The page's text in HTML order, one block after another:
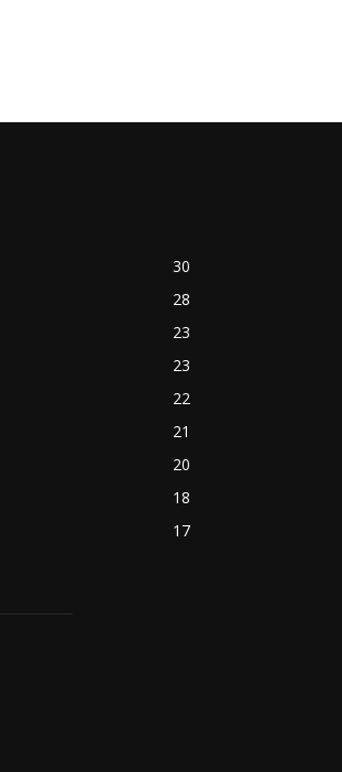
30
28
23
23
22
21
20
18
17